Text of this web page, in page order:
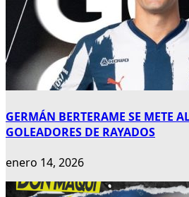
GERMÁN BERTERAME SE METE
GOLEADORES DE RAYADOS
enero 14, 2026